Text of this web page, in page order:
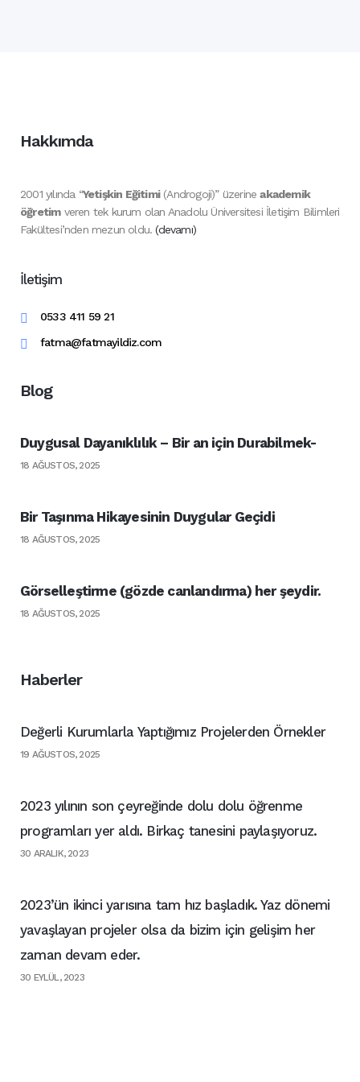
Hakkımda
2001 yılında “Yetişkin Eğitimi(Androgoji)” üzerineakademik
öğretimveren tek kurum olan Anadolu Üniversitesi İletişim Bilimleri
Fakültesi’nden mezun oldu.(devamı)
İletişim
0533 411 59 21
fatma@fatmayildiz.com
Blog
Duygusal Dayanıklılık – Bir an için Durabilmek-
18 AĞUSTOS, 2025
Bir Taşınma Hikayesinin Duygular Geçidi
18 AĞUSTOS, 2025
Görselleştirme (gözde canlandırma) her şeydir.
18 AĞUSTOS, 2025
Haberler
Değerli Kurumlarla Yaptığımız Projelerden Örnekler
19 AĞUSTOS, 2025
2023 yılının son çeyreğinde dolu dolu öğrenme
programları yer aldı. Birkaç tanesini paylaşıyoruz.
30 ARALIK, 2023
2023’ün ikinci yarısına tam hız başladık. Yaz dönemi
yavaşlayan projeler olsa da bizim için gelişim her
zaman devam eder.
30 EYLÜL, 2023